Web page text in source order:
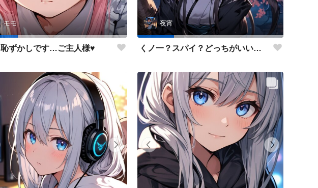
モモ
恥ずかしです…ご主人様♥
夜宵
くノ一？スパイ？どっちがいいかな？